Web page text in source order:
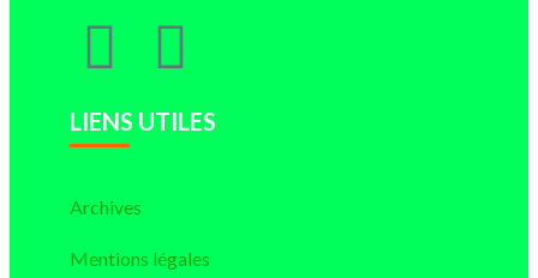
LIENS UTILES
Archives
Mentions légales